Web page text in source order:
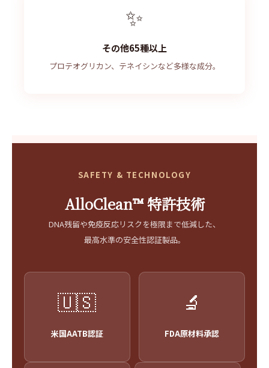
✨
その他65種以上
プロテオグリカン、テネイシンなど多様な成分。
SAFETY & TECHNOLOGY
AlloClean™ 特許技術
DNA残留や免疫反応リスクを極限まで低減した、
最高水準の安全性認証製品。
🇺🇸
米国AATB認証
🔬
FDA原材料承認